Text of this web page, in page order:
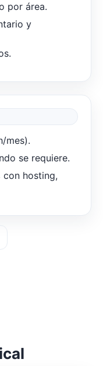
por área.
y
mes).
se requiere.
con hosting,